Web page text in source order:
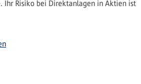
Ihr Risiko bei Direktanlagen in Aktien ist